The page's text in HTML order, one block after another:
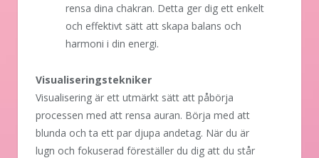
rensa dina chakran. Detta ger dig ett enkelt
och effektivt sätt att skapa balans och
harmoni i din energi.
Visualiseringstekniker
Visualisering är ett utmärkt sätt att påbörja
processen med att rensa auran. Börja med att
blunda och ta ett par djupa andetag. När du är
lugn och fokuserad föreställer du dig att du står